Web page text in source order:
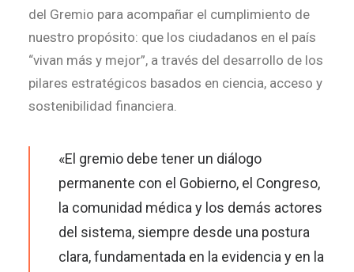
del Gremio para acompañar el cumplimiento de
nuestro propósito: que los ciudadanos en el país
“vivan más y mejor”, a través del desarrollo de los
pilares estratégicos basados en ciencia, acceso y
sostenibilidad financiera.
«El gremio debe tener un diálogo
permanente con el Gobierno, el Congreso,
la comunidad médica y los demás actores
del sistema, siempre desde una postura
clara, fundamentada en la evidencia y en la